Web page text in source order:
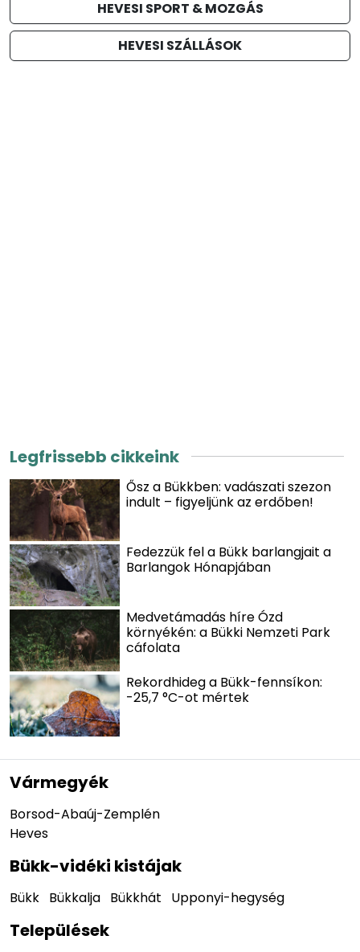
HEVESI SPORT & MOZGÁS
HEVESI SZÁLLÁSOK
Legfrissebb cikkeink
Ősz a Bükkben: vadászati szezon
indult – figyeljünk az erdőben!
Fedezzük fel a Bükk barlangjait a
Barlangok Hónapjában
Medvetámadás híre Ózd
környékén: a Bükki Nemzeti Park
cáfolata
Rekordhideg a Bükk-fennsíkon:
-25,7 °C-ot mértek
Vármegyék
Borsod-Abaúj-Zemplén
Heves
Bükk-vidéki kistájak
Bükk Bükkalja Bükkhát Upponyi-hegység
Települések